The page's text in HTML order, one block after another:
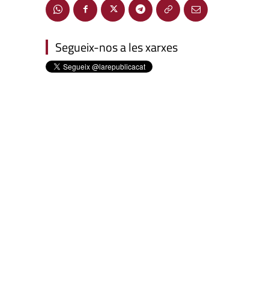
Segueix-nos a les xarxes